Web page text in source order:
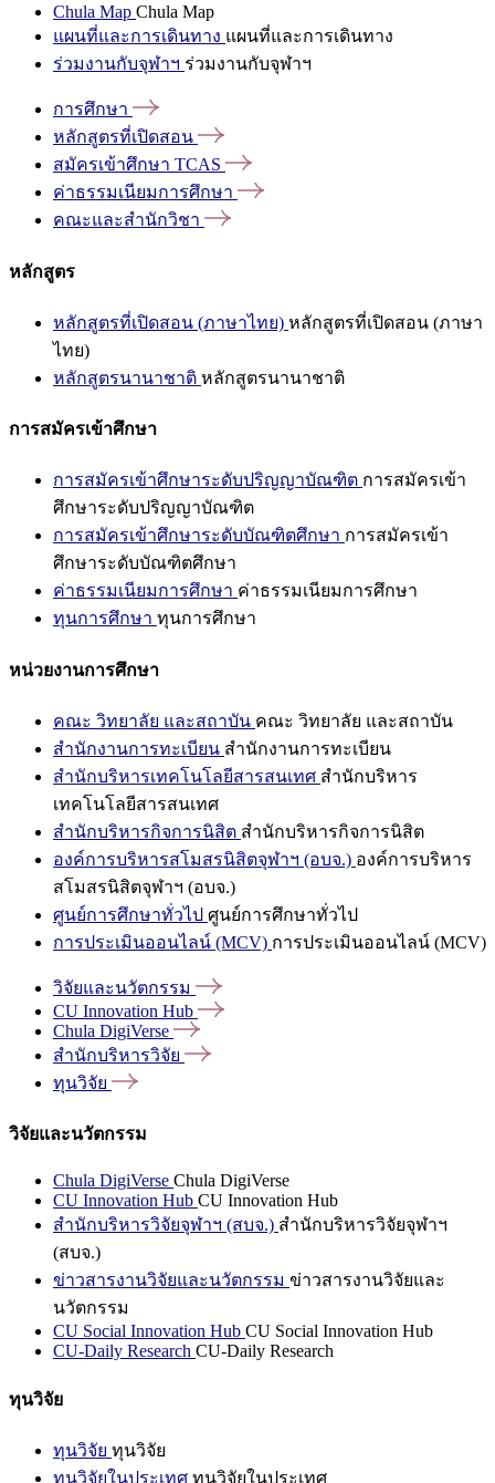
Chula Map Chula Map
แผนที่และการเดินทาง แผนที่และการเดินทาง
ร่วมงานกับจุฬาฯ ร่วมงานกับจุฬาฯ
การศึกษา
หลักสูตรที่เปิดสอน
สมัครเข้าศึกษา TCAS
ค่าธรรมเนียมการศึกษา
คณะและสำนักวิชา
หลักสูตร
หลักสูตรที่เปิดสอน (ภาษาไทย) หลักสูตรที่เปิดสอน (ภาษา
ไทย)
หลักสูตรนานาชาติ หลักสูตรนานาชาติ
การสมัครเข้าศึกษา
การสมัครเข้าศึกษาระดับปริญญาบัณฑิต การสมัครเข้า
ศึกษาระดับปริญญาบัณฑิต
การสมัครเข้าศึกษาระดับบัณฑิตศึกษา การสมัครเข้า
ศึกษาระดับบัณฑิตศึกษา
ค่าธรรมเนียมการศึกษา ค่าธรรมเนียมการศึกษา
ทุนการศึกษา ทุนการศึกษา
หน่วยงานการศึกษา
คณะ วิทยาลัย และสถาบัน คณะ วิทยาลัย และสถาบัน
สำนักงานการทะเบียน สำนักงานการทะเบียน
สำนักบริหารเทคโนโลยีสารสนเทศ สำนักบริหาร
เทคโนโลยีสารสนเทศ
สำนักบริหารกิจการนิสิต สำนักบริหารกิจการนิสิต
องค์การบริหารสโมสรนิสิตจุฬาฯ (อบจ.) องค์การบริหาร
สโมสรนิสิตจุฬาฯ (อบจ.)
ศูนย์การศึกษาทั่วไป ศูนย์การศึกษาทั่วไป
การประเมินออนไลน์ (MCV) การประเมินออนไลน์ (MCV)
วิจัยและนวัตกรรม
CU Innovation Hub
Chula DigiVerse
สำนักบริหารวิจัย
ทุนวิจัย
วิจัยและนวัตกรรม
Chula DigiVerse Chula DigiVerse
CU Innovation Hub CU Innovation Hub
สำนักบริหารวิจัยจุฬาฯ (สบจ.) สำนักบริหารวิจัยจุฬาฯ
(สบจ.)
ข่าวสารงานวิจัยและนวัตกรรม ข่าวสารงานวิจัยและ
นวัตกรรม
CU Social Innovation Hub CU Social Innovation Hub
CU-Daily Research CU-Daily Research
ทุนวิจัย
ทุนวิจัย ทุนวิจัย
ทุนวิจัยในประเทศ ทุนวิจัยในประเทศ